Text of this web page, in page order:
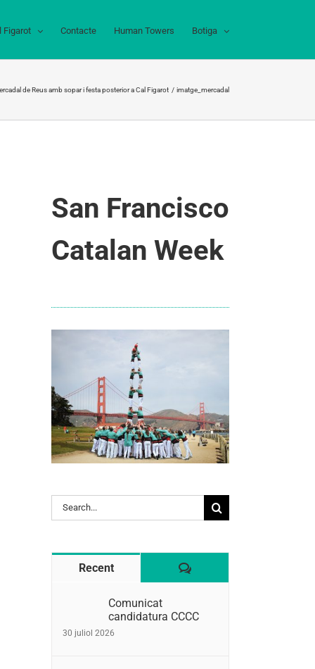
Figarot Contacte Human Towers Botiga
de Reus amb sopar i festa posterior a Cal Figarot imatge_mercadal
San Francisco
Catalan Week
Search
for:
Recent Comentaris
Comunicat
candidatura CCCC
30 juliol 2026